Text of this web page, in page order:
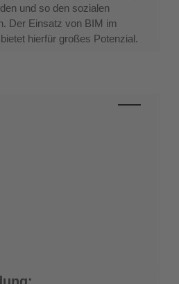
und so den sozialen
Der Einsatz von BIM im
hierfür großes Potenzial.